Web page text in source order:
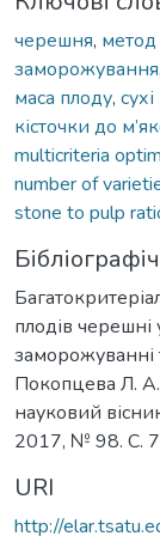
черешня, метод
заморожування,
маса плоду,
кісточки до
multicriteria
number of
stone to pulp
плодів черешні
заморожуванні
Покопцева Л.
науковий
2017, № 98. С.
URI
http://